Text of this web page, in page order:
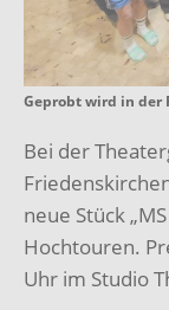
Geprobt wird in der
Bei der
neue Stück
Hochtouren.
Uhr im Studio